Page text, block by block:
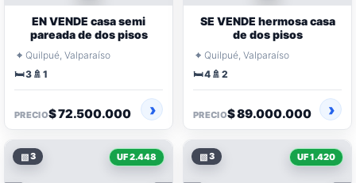
EN VENDE casa semi
pareada de dos pisos
⌖ Quilpué, Valparaíso
🛏️3 🚿 1
PRECIO$ 72.500.000
SE VENDE hermosa casa
de dos pisos
⌖ Quilpué, Valparaíso
🛏️4 🚿 2
PRECIO$ 89.000.000
▧3 UF 2.448 ▧3 UF 1.420